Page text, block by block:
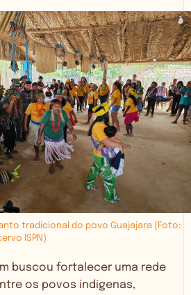
tradicional do povo Guajajara (Foto:
ISPN)
buscou fortalecer uma rede
os povos indígenas,